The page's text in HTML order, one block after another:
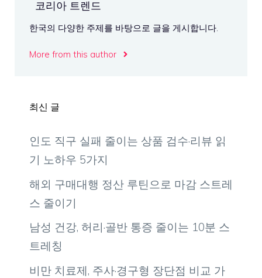
고
코리아 트렌드
한국의 다양한 주제를 바탕으로 글을 게시합니다.
More from this author
최신 글
인도 직구 실패 줄이는 상품 검수·리뷰 읽
기 노하우 5가지
해외 구매대행 정산 루틴으로 마감 스트레
스 줄이기
남성 건강, 허리·골반 통증 줄이는 10분 스
트레칭
비만 치료제, 주사·경구형 장단점 비교 가